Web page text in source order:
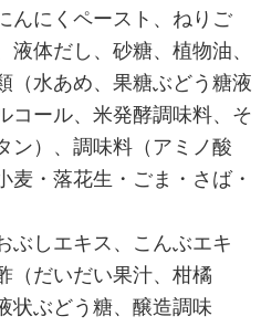
んにくペースト、ねりご
液体だし、砂糖、植物油、
（水あめ、果糖ぶどう糖液
コール、米発酵調味料、そ
ン）、調味料（アミノ酸
麦・落花生・ごま・さば・
ぶしエキス、こんぶエキ
（だいだい果汁、柑橘
状ぶどう糖、醸造調味